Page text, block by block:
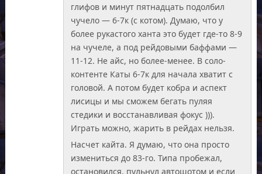
глифов и минут пятнадцать подолбил
чучело — 6-7к (с котом). Думаю, что у
более рукастого ханта это будет где-то 8-9
на чучеле, а под рейдовыми баффами —
11-12. Не айс, но более-менее. В соло-
контенте Каты 6-7к для начала хватит с
головой. А потом будет кобра и аспект
лисицы и мы сможем бегать пуляя
стедики и восстанавливая фокус ))).
Играть можно, жарить в рейдах нельзя.
Насчет кайта. Я думаю, что она просто
измениться до 83-го. Типа пробежал,
остановился, пульнул автошотом и если